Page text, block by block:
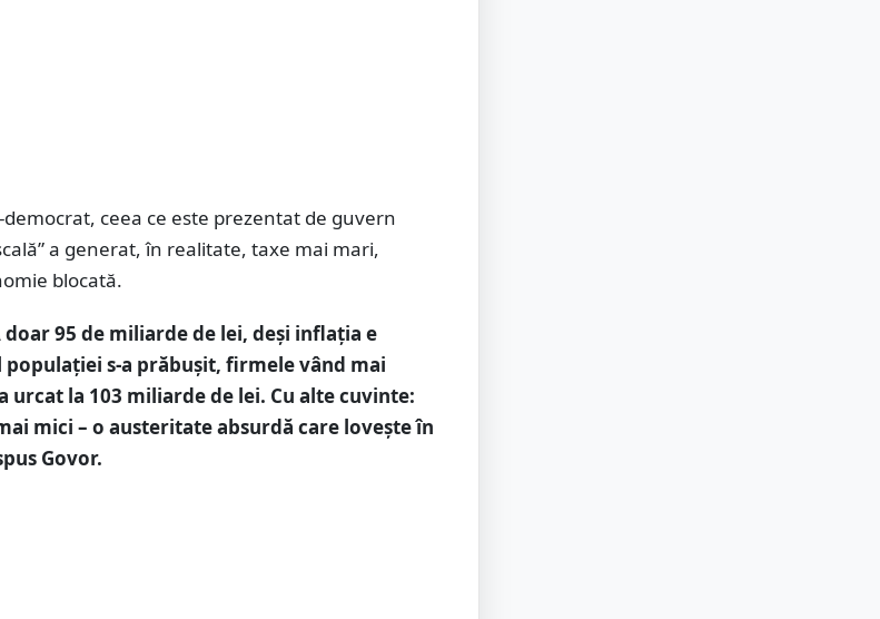
ceea ce este prezentat de guvern
a generat, în realitate, taxe mai mari,
blocată.
doar 95 de miliarde de lei, deși inflația e
populației s-a prăbușit, firmele vând mai
la 103 miliarde de lei. Cu alte cuvinte:
mici – o austeritate absurdă care lovește în
Govor.